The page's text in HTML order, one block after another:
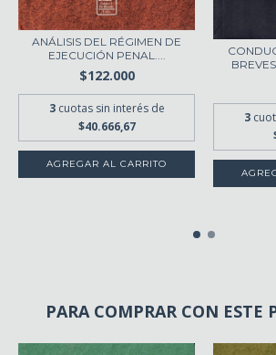
ANÁLISIS DEL RÉGIMEN DE
EJECUCIÓN PENAL....
$122.000
3 cuotas sin interés de
$40.666,67
3
PARA COMPRAR CON ESTE